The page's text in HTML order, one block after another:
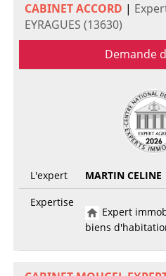
CABINET ACCORD |
EYRAGUES (13630)
Demande
L'expert
MARTIN CELINE
Expertise
Expert
biens